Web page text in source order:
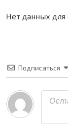
Нет данных для
Подписаться